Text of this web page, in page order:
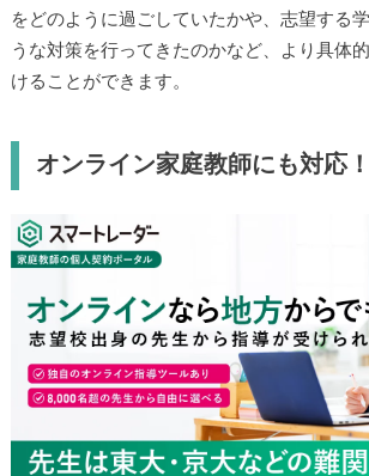
後をどのように過ごしていたかや、志望す
のような対策を行ってきたのかなど、より
スを受けることができます。
オンライン家庭教師にも対応！